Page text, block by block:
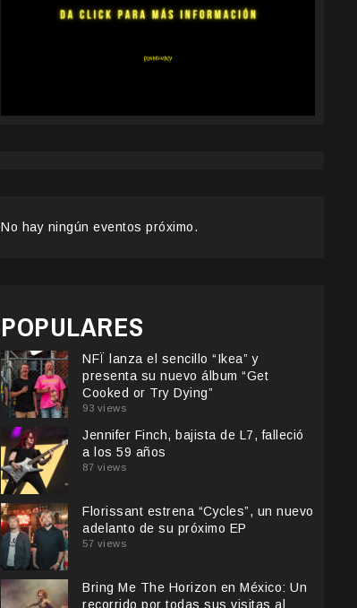
No hay ningún eventos próximo.
POPULARES
NFÏ lanza el sencillo “Ikea” y
presenta su nuevo álbum “Get
Cooked or Try Dying”
93 views
Jennifer Finch, bajista de L7, falleció
a los 59 años
87 views
Florissant estrena “Cycles”, un nuevo
adelanto de su próximo EP
57 views
Bring Me The Horizon en México: Un
recorrido por todas sus visitas al